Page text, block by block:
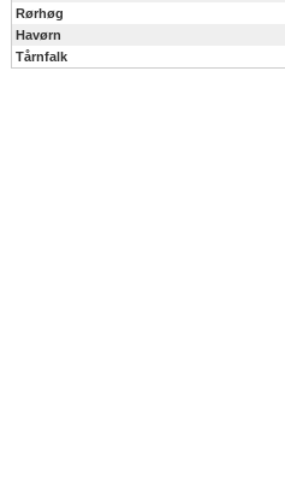
Rørhøg
Havørn
Tårnfalk